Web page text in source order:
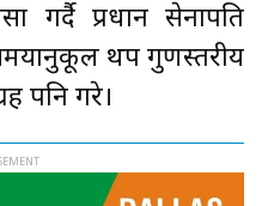
गर्दै प्रधान सेनापति
थप गुणस्तरीय
पनि गरे।